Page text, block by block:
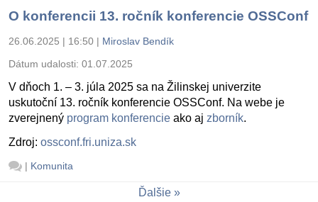
O konferencii 13. ročník konferencie OSSConf
26.06.2025 | 16:50 | Miroslav Bendík
Dátum udalosti: 01.07.2025
V dňoch 1. – 3. júla 2025 sa na Žilinskej univerzite
uskutoční 13. ročník konferencie OSSConf. Na webe je
zverejnený program konferencie ako aj zborník.
Zdroj: ossconf.fri.uniza.sk
| Komunita
Ďalšie